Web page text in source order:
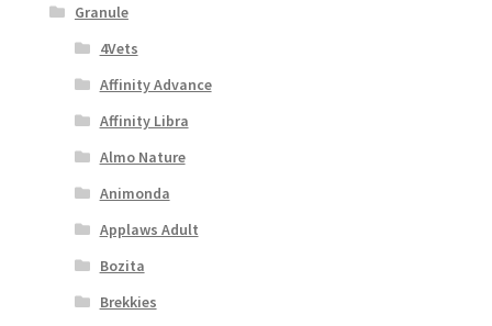
Granule
4Vets
Affinity Advance
Affinity Libra
Almo Nature
Animonda
Applaws Adult
Bozita
Brekkies